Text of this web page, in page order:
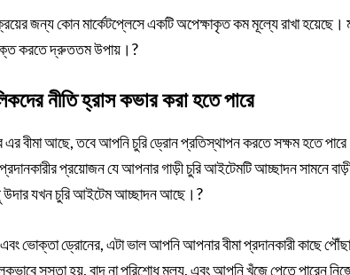
জন্য কোন মার্কেটপ্লেসে একটি অপেক্ষাকৃত কম মূল্যে রাখা হয়েছে।
করতে দ্রুততম উপায়।?
নীতি হ্রাস কভার করা হতে পারে
এর বীমা আছে, তবে আপনি চুরি ড্রোন প্রতিস্থাপন করতে সক্ষম হতে
প্রয়োজন যে আপনার গাড়ী চুরি আইটেমটি আচ্ছাদন সামনে
যখন চুরি আইটেম আচ্ছাদন আছে।?
ভোক্তা ড্রোনের, এটা ভাল আপনি আপনার বীমা প্রদানকারী কাছে
সস্তা হয়, বাদ না পরিশোধ মূল্য, এবং আপনি খুঁজে পেতে পারেন